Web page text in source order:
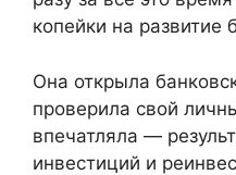
копейки на развитие
Она открыла
проверила свой
впечатляла —
инвестиций и